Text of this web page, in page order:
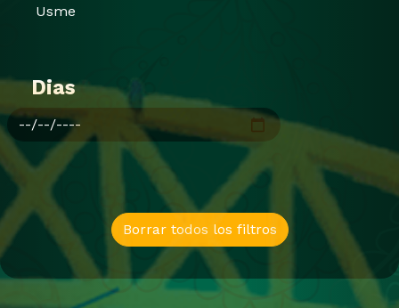
Usme
Dias
Borrar todos los filtros